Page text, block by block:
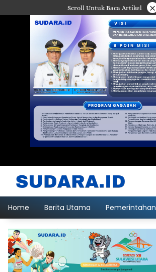
ke
Scroll Untuk Baca Artikel ×
Home Berita Utama Pemerintahan